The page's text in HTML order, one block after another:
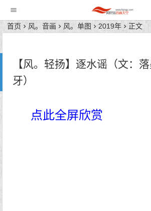
首页 风。音画 风。单图 2019年 正文
【风。轻扬】逐水谣（文：落
牙）
点此全屏欣赏